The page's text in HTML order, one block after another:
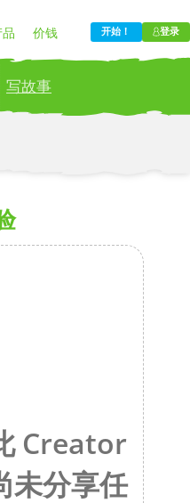
价钱
司
开始！ 登录
写故事
audience.
Creator
未分享任